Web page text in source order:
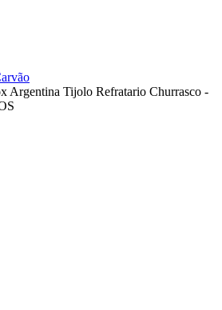
Argentina Tijolo Refratario Churrasco -